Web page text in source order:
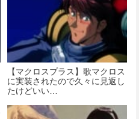
【マクロスプラス】歌マクロス
に実装されたので久々に見返し
たけどいい…